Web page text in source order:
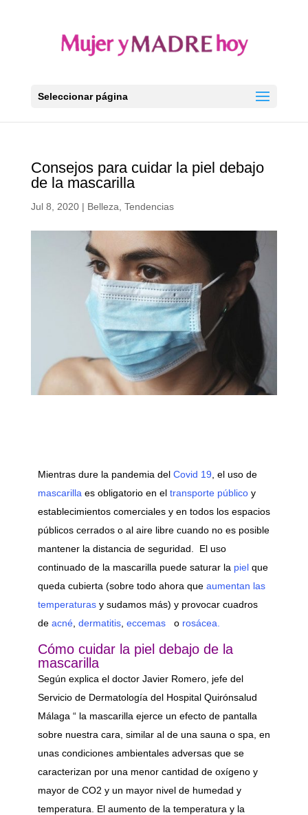
Seleccionar página
Consejos para cuidar la piel debajo
de la mascarilla
Jul 8, 2020| Belleza Tendencias
Mientras dure la pandemia del Covid 19 , el uso de
mascarilla es obligatorio en el transporte públicoy
establecimientos comerciales y en todos los espacios
públicos cerrados o al aire libre cuando no es posible
mantener la distancia de seguridad. El uso
continuado de la mascarilla puede saturar la pielque
queda cubierta (sobre todo ahora queaumentan las
temperaturasy sudamos más) y provocar cuadros
de acné, dermatitis, eccemas orosácea.
Cómo cuidar la piel debajo de la
mascarilla
Según explica el doctor Javier Romero, jefe del
Servicio de Dermatología del Hospital Quirónsalud
Málaga “ la mascarilla ejerce un efecto de pantalla
sobre nuestra cara, similar al de una sauna o spa, en
unas condiciones ambientales adversas que se
caracterizan por una menor cantidad de oxígeno y
mayor de CO2 y un mayor nivel de humedad y
temperatura. El aumento de la temperatura y la